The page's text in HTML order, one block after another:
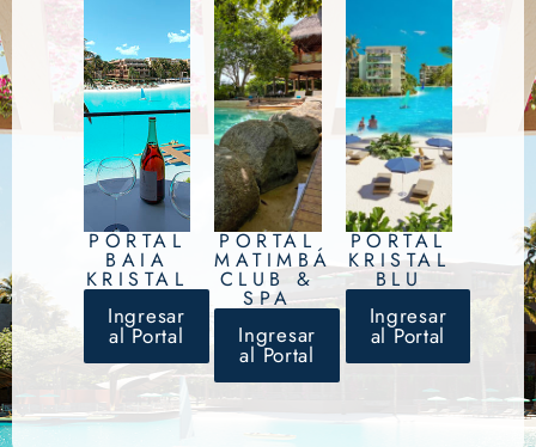
PORTAL
BAIA
KRISTAL
Ingresar
al Portal
PORTAL
MATIMBÁ
CLUB &
SPA
Ingresar
al Portal
PORTAL
KRISTAL
BLU
Ingresar
al Portal